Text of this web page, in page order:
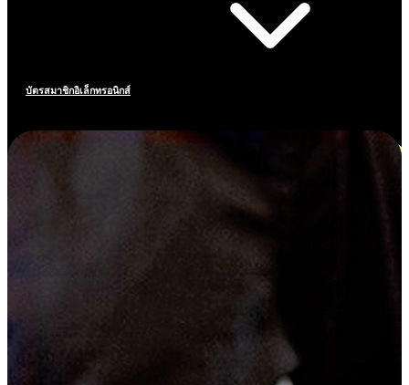
บัตรสมาชิกอิเล็กทรอนิกส์